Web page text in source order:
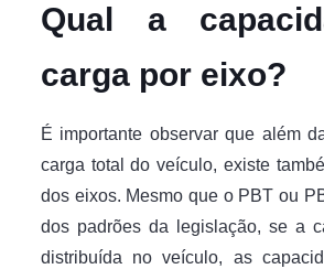
Qual a
carga por eixo?
É importante observar que além
carga total do veículo, existe
dos eixos. Mesmo que o PBT ou
dos padrões da legislação, se a
distribuída no veículo, as